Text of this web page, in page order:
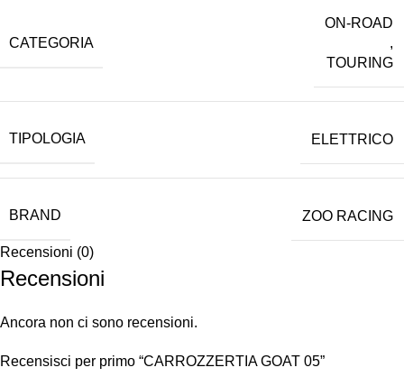
CATEGORIA
ON-ROAD
,
TOURING
TIPOLOGIA ELETTRICO
BRAND ZOO RACING
Recensioni (0)
Recensioni
Ancora non ci sono recensioni.
Recensisci per primo “CARROZZERTIA GOAT 05”